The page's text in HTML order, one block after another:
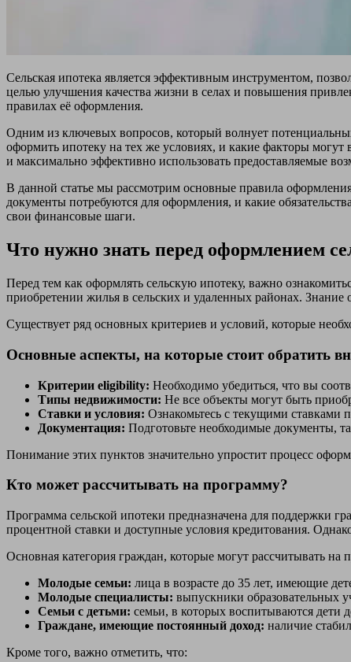
Сельская ипотека является эффективным инструментом,
целью улучшения качества жизни в селах и повышения
правилах её оформления.
Одним из ключевых вопросов, который волнует
оформить ипотеку на тех же условиях, и какие факторы
и максимально эффективно использовать предоставляемые
В данной статье мы рассмотрим основные правила
документы потребуются для оформления, и какие
свои финансовые шаги.
Что нужно знать перед оформлением
Перед тем как оформлять сельскую ипотеку, важно
приобретении жилья в сельских и удаленных районах.
Существует ряд основных критериев и условий, которые
Основные аспекты, на которые стоит обратить
Критерии eligibility: Необходимо убедиться, что вы
Типы недвижимости: Не все объекты могут быть
Ставки и условия: Ознакомьтесь с текущими ставками
Документация: Подготовьте необходимые документы,
Понимание этих пунктов значительно упростит процесс
Кто может рассчитывать на программу?
Программа сельской ипотеки предназначена для поддержки
процентной ставки и доступные условия кредитования.
Основная категория граждан, которые могут рассчитывать
Молодые семьи: лица в возрасте до 35 лет, имеющие
Молодые специалисты: выпускники образовательных
Семьи с детьми: семьи, в которых воспитываются дети
Граждане, имеющие постоянный доход: наличие
Кроме того, важно отметить, что: